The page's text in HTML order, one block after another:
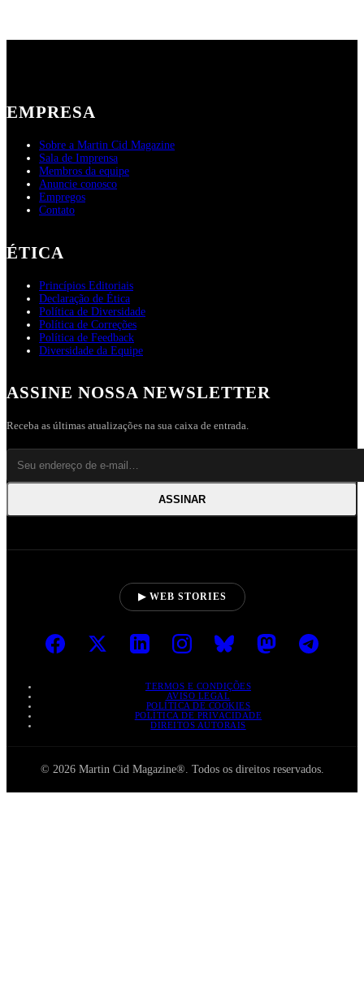
EMPRESA
Sobre a Martin Cid Magazine
Sala de Imprensa
Membros da equipe
Anuncie conosco
Empregos
Contato
ÉTICA
Princípios Editoriais
Declaração de Ética
Política de Diversidade
Política de Correções
Política de Feedback
Diversidade da Equipe
ASSINE NOSSA NEWSLETTER
Receba as últimas atualizações na sua caixa de entrada.
ASSINAR
▶ WEB STORIES
TERMOS E CONDIÇÕES
AVISO LEGAL
POLÍTICA DE COOKIES
POLÍTICA DE PRIVACIDADE
DIREITOS AUTORAIS
© 2026 Martin Cid Magazine®. Todos os direitos reservados.